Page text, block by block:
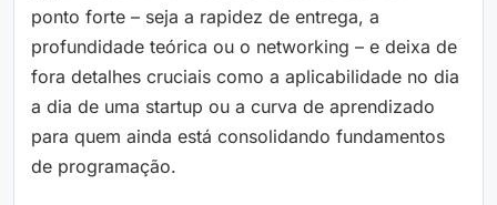
ponto forte – seja a rapidez de entrega, a
profundidade teórica ou o networking – e deixa de
fora detalhes cruciais como a aplicabilidade no dia
a dia de uma startup ou a curva de aprendizado
para quem ainda está consolidando fundamentos
de programação.